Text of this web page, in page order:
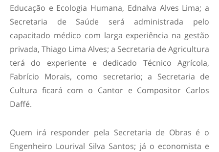
Educação e Ecologia Humana, Ednalva Alves Lima; a
Secretaria de Saúde será administrada pelo
capacitado médico com larga experiência na gestão
privada, Thiago Lima Alves; a Secretaria de Agricultura
terá do experiente e dedicado Técnico Agrícola,
Fabrício Morais, como secretario; a Secretaria de
Cultura ficará com o Cantor e Compositor Carlos
Daffé.
Quem irá responder pela Secretaria de Obras é o
Engenheiro Lourival Silva Santos; já o economista e